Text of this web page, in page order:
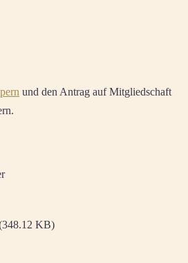
und den Antrag auf Mitgliedschaft
KB)